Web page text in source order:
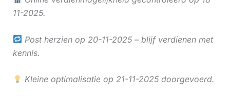
11-2025.
Post herzien op 20-11-2025 – blijf verdienen met
kennis.
Kleine optimalisatie op 21-11-2025 doorgevoerd.